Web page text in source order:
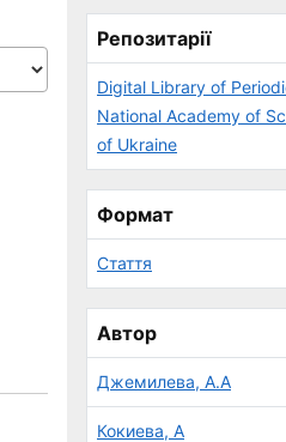
Репозитарії
Digital Library of
National Academy of
of Ukraine
Формат
Стаття
Автор
Джемилева, А.А
Кокиева, А